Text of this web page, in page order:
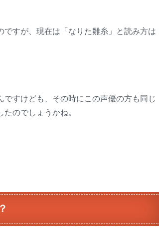
すが、現在は「なりた雛糸」と読み方は
すけども、その時にこの声優の方も同じ
のでしょうかね。